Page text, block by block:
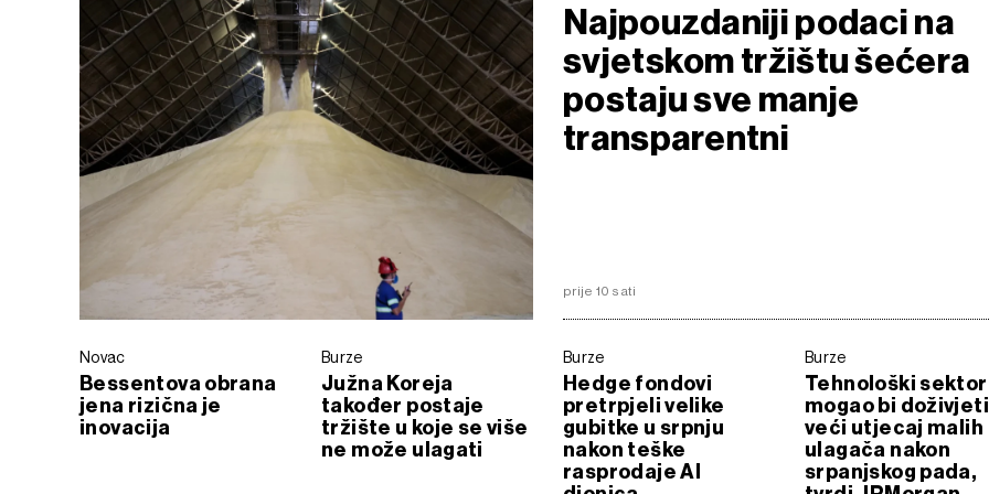
Najpouzdaniji podaci na
svjetskom tržištu šećera
postaju sve manje
transparentni
prije 10 sati
Novac
Bessentova obrana
jena rizična je
inovacija
Burze
Južna Koreja
također postaje
tržište u koje se više
ne može ulagati
Burze
Hedge fondovi
pretrpjeli velike
gubitke u srpnju
nakon teške
rasprodaje AI
Burze
Tehnološki sektor
mogao bi doživjeti
veći utjecaj malih
ulagača nakon
srpanjskog pada,